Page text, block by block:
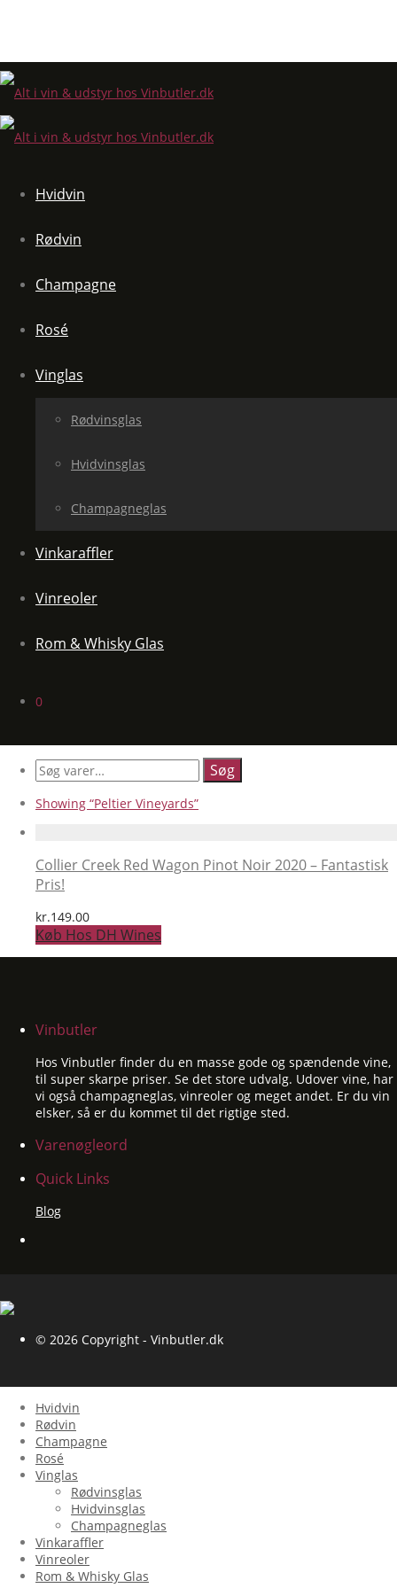
Hvidvin
Rødvin
Champagne
Rosé
Vinglas
Rødvinsglas
Hvidvinsglas
Champagneglas
Vinkaraffler
Vinreoler
Rom & Whisky Glas
0
Søg
efter:
Showing “Peltier Vineyards”
Collier Creek Red Wagon Pinot Noir 2020 – Fantastisk
Pris!
kr.149.00
Køb Hos DH Wines
Vinbutler
Hos Vinbutler finder du en masse gode og spændende vine,
til super skarpe priser. Se det store udvalg. Udover vine, har
vi også champagneglas, vinreoler og meget andet. Er du vin
elsker, så er du kommet til det rigtige sted.
Varenøgleord
Quick Links
Blog
© 2026 Copyright - Vinbutler.dk
Hvidvin
Rødvin
Champagne
Rosé
Vinglas
Rødvinsglas
Hvidvinsglas
Champagneglas
Vinkaraffler
Vinreoler
Rom & Whisky Glas